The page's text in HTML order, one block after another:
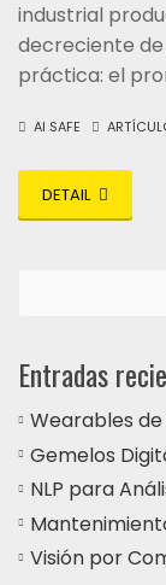
industrial
decreciente
práctica: el
AI SAFE
DETAIL
Entradas
Wearables de
Gemelos
NLP para
Visión por